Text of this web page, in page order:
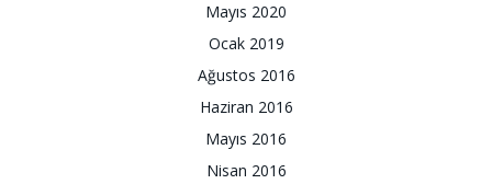
Mayıs 2020
Ocak 2019
Ağustos 2016
Haziran 2016
Mayıs 2016
Nisan 2016